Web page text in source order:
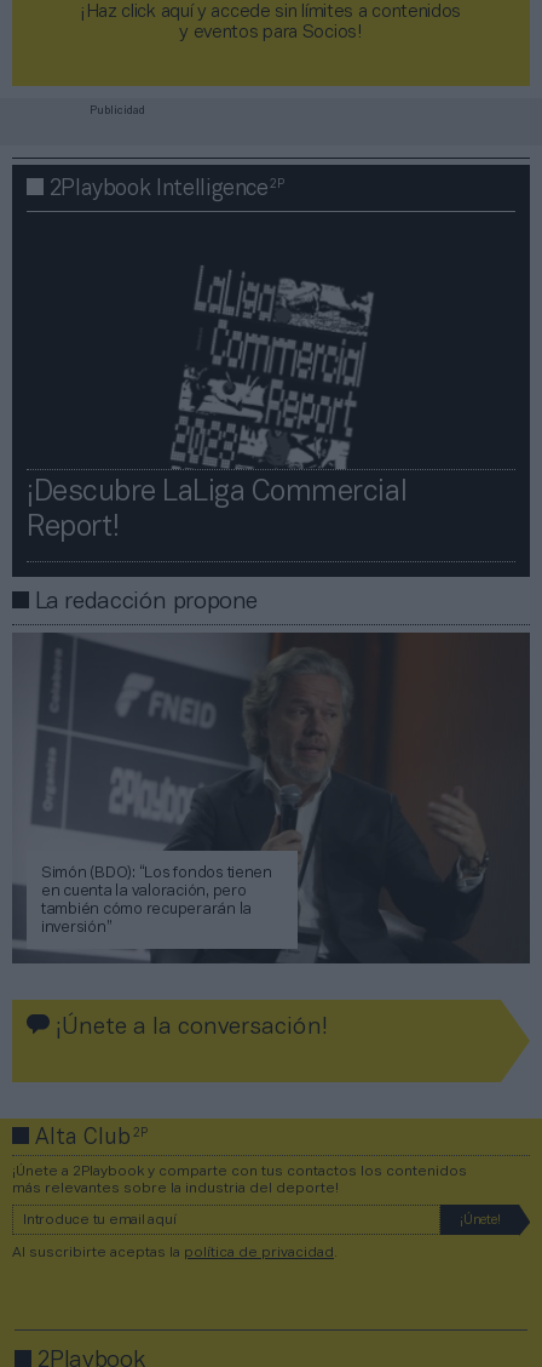
¡Haz click aquí y accede sin límites a contenidos
y eventos para Socios!​​​​​​​
Publicidad
2Playbook Intelligence2P
¡Descubre LaLiga Commercial
Report!​​
La redacción propone
Simón (BDO): “Los fondos tienen
en cuenta la valoración, pero
también cómo recuperarán la
inversión”
¡Únete a la conversación!
Alta Club2P
¡Únete a 2Playbook y comparte con tus contactos los contenidos
más relevantes sobre la industria del deporte!
Al suscribirte aceptas la política de privacidad
2Playbook